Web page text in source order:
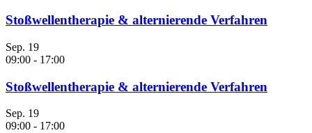
Stoßwellentherapie & alternierende Verfahren
Sep. 19
09:00 - 17:00
Stoßwellentherapie & alternierende Verfahren
Sep. 19
09:00 - 17:00